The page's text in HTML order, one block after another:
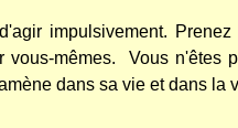
impulsivement.
vous-mêmes.
Vous n'êtes
dans sa vie et dans la